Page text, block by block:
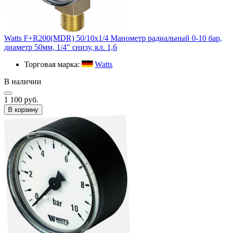
Watts F+R200(MDR) 50/10x1/4 Манометр радиальный 0-10 бар,
диаметр 50мм, 1/4" снизу, кл. 1,6
Торговая марка:
Watts
В наличии
1 100 руб.
В корзину